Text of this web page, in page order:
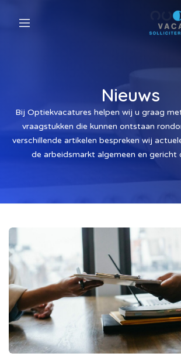
Nieuws
Bij Optiekvacatures helpen wij u graag
vraagstukken die kunnen ontstaan
verschillende artikelen bespreken wij
de arbeidsmarkt algemeen en gericht